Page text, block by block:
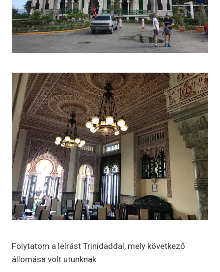
Folytatom a leírást Trinidaddal, mely következő
állomása volt utunknak.